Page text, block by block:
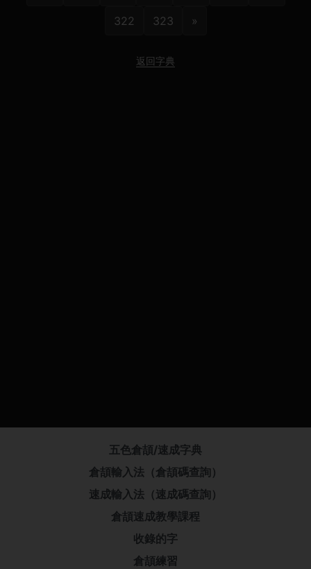
322 323 »
返回字典
五色倉頡/速成字典
倉頡輸入法（倉頡碼查詢）
速成輸入法（速成碼查詢）
倉頡速成教學課程
收錄的字
倉頡練習